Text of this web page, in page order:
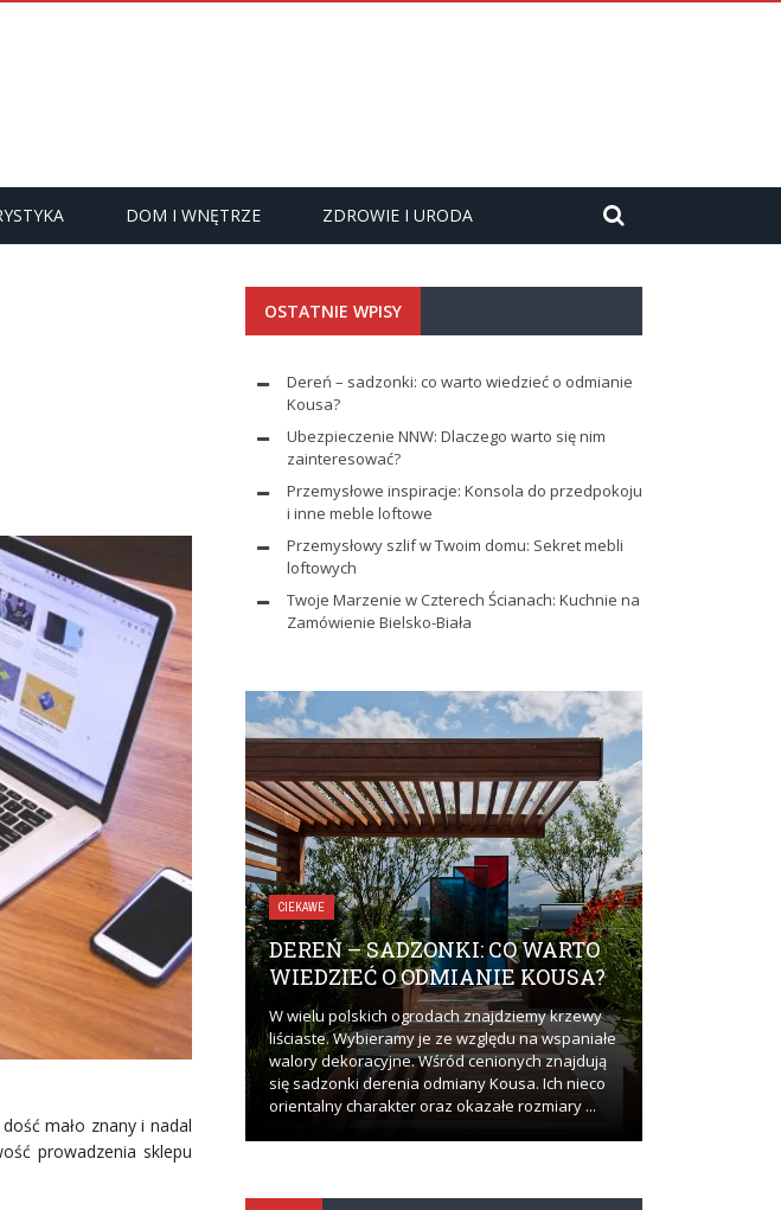
DOM I WNĘTRZE ZDROWIE I URODA
mało znany i nadal
prowadzenia sklepu
OSTATNIE WPISY
Dereń – sadzonki: co warto wiedzieć o odmianie
Kousa?
Ubezpieczenie NNW: Dlaczego warto się nim
zainteresować?
Przemysłowe inspiracje: Konsola do przedpokoju
i inne meble loftowe
Przemysłowy szlif w Twoim domu: Sekret mebli
loftowych
Twoje Marzenie w Czterech Ścianach: Kuchnie na
Zamówienie Bielsko-Biała
W
ZAMÓWIENIE
Ścianach: Kuchnie
Biała W wielkim oceanie
fala przynosi nową
CIEKAWE
DEREŃ – SADZONKI: CO WARTO
WIEDZIEĆ O ODMIANIE KOUSA?
W wielu polskich ogrodach znajdziemy krzewy
liściaste. Wybieramy je ze względu na wspaniałe
walory dekoracyjne. Wśród cenionych znajdują
się sadzonki derenia odmiany Kousa. Ich nieco
orientalny charakter oraz okazałe rozmiary ...